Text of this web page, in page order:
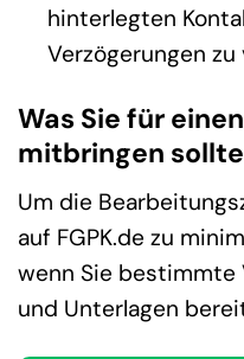
hinterlegten
Verzögerungen
Was Sie für
mitbringen
Um die
auf FGPK.de zu
wenn Sie bestimmte
und Unterlagen